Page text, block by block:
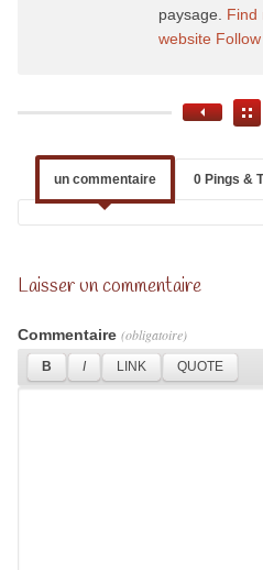
paysage. Find
website
un commentaire 0 Pings &
Laisser un commentaire
Commentaire (obligatoire)